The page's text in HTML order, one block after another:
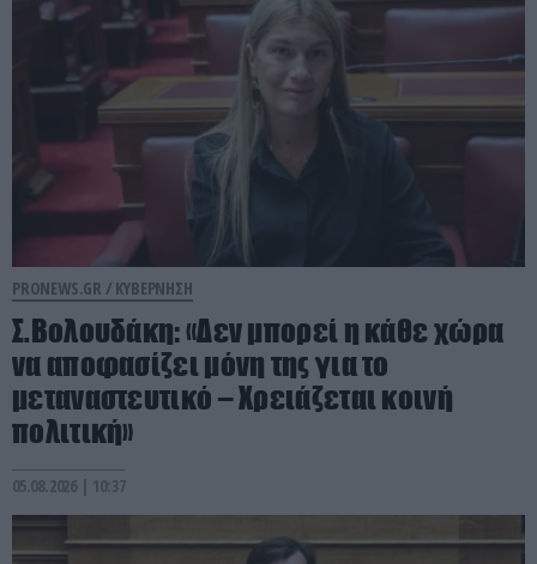
PRONEWS.GR / ΚΥΒΕΡΝΗΣΗ
Σ.Βολουδάκη: «Δεν μπορεί η κάθε χώρα
να αποφασίζει μόνη της για το
μεταναστευτικό – Χρειάζεται κοινή
πολιτική»
05.08.2026 | 10:37